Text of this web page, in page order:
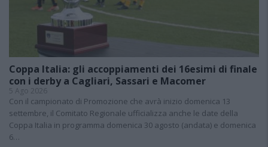
Coppa Italia: gli accoppiamenti dei 16esimi di finale
con i derby a Cagliari, Sassari e Macomer
5 Ago 2026
Con il campionato di Promozione che avrà inizio domenica 13
settembre, il Comitato Regionale ufficializza anche le date della
Coppa Italia in programma domenica 30 agosto (andata) e domenica
6…